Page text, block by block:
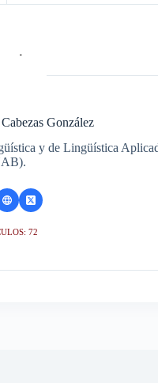
González
y de Lingüística
72